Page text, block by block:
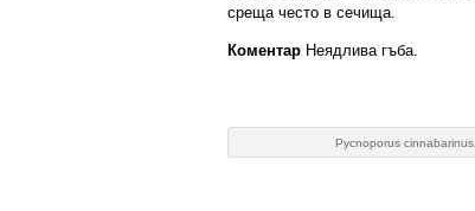
среща често в сечища.
Коментар Неядлива гъба.
Pycnoporus cinnabarinus.